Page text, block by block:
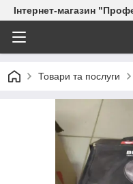
Інтернет-магазин
Товари та послуги